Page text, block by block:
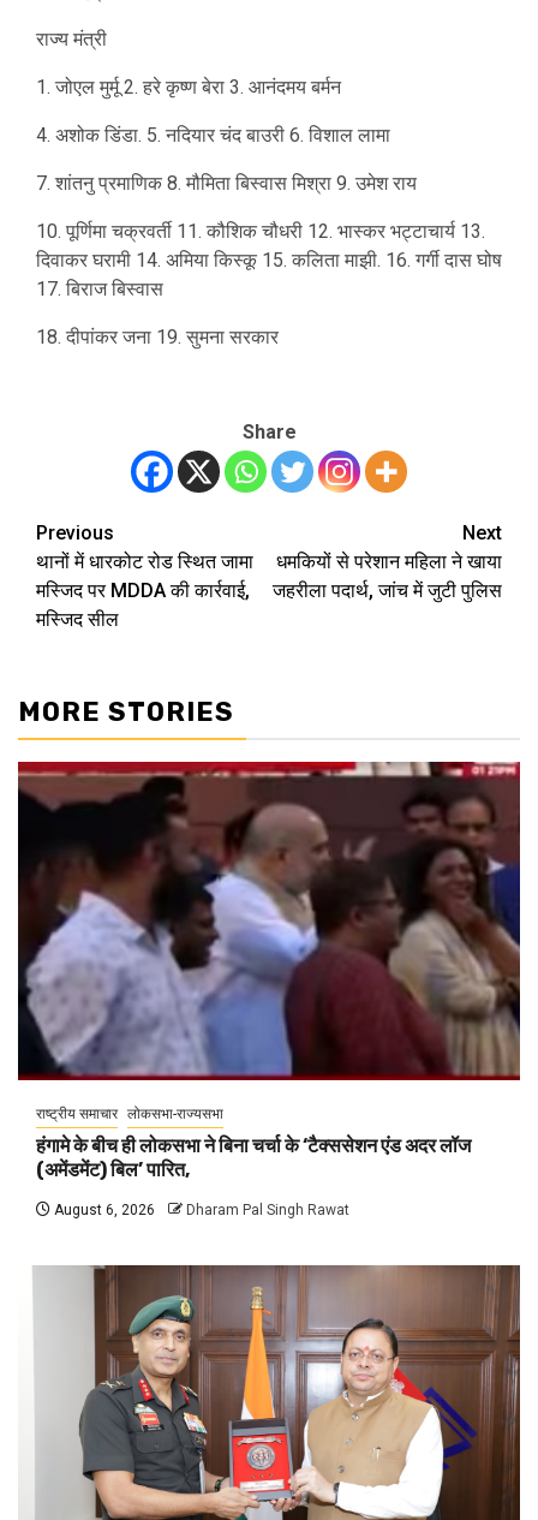
राज्य मंत्री
1. जोएल मुर्मू 2. हरे कृष्ण बेरा 3. आनंदमय बर्मन
4. अशोक डिंडा. 5. नदियार चंद बाउरी 6. विशाल लामा
7. शांतनु प्रमाणिक 8. मौमिता बिस्वास मिश्रा 9. उमेश राय
10. पूर्णिमा चक्रवर्ती 11. कौशिक चौधरी 12. भास्कर भट्टाचार्य 13.
दिवाकर घरामी 14. अमिया किस्कू 15. कलिता माझी. 16. गर्गी दास घोष
17. बिराज बिस्वास
18. दीपांकर जना 19. सुमना सरकार
Share
Post
navigation
Previous
थानों में धारकोट रोड स्थित जामा
मस्जिद पर MDDA की कार्रवाई,
मस्जिद सील
Next
धमकियों से परेशान महिला ने खाया
जहरीला पदार्थ, जांच में जुटी पुलिस
MORE STORIES
राष्ट्रीय समाचार लोकसभा-राज्यसभा
हंगामे के बीच ही लोकसभा ने बिना चर्चा के ‘टैक्ससेशन एंड अदर लॉज
(अमेंडमेंट) बिल’ पारित,
August 6, 2026 Dharam Pal Singh Rawat